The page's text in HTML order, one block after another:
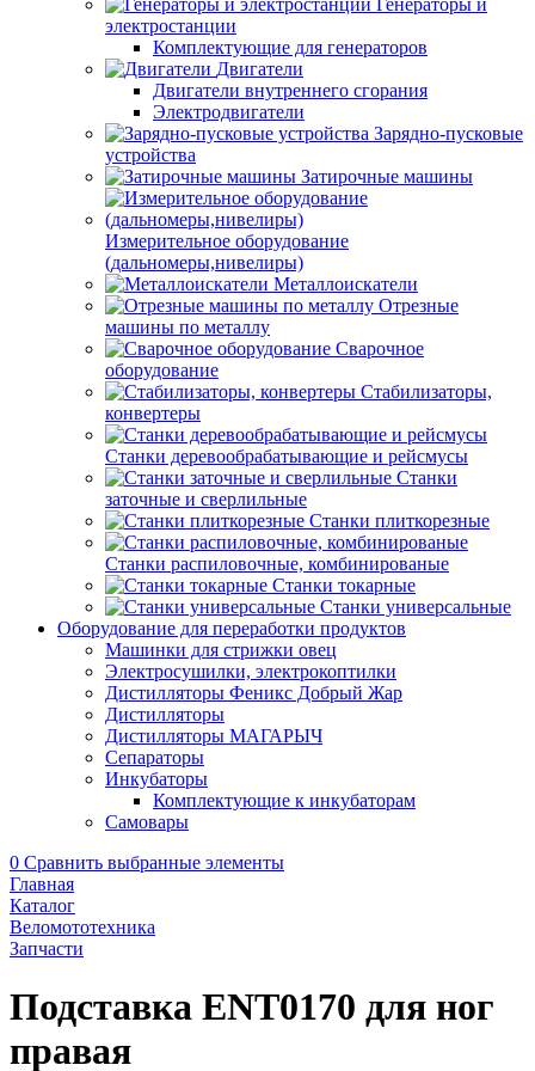
Генераторы и
электростанции
Комплектующие для генераторов
Двигатели
Двигатели внутреннего сгорания
Электродвигатели
Зарядно-пусковые
устройства
Затирочные машины
Измерительное оборудование
(дальномеры,нивелиры)
Металлоискатели
Отрезные
машины по металлу
Сварочное
оборудование
Стабилизаторы,
конвертеры
Станки деревообрабатывающие и рейсмусы
Станки
заточные и сверлильные
Станки плиткорезные
Станки распиловочные, комбинированые
Станки токарные
Станки универсальные
Оборудование для переработки продуктов
Машинки для стрижки овец
Электросушилки, электрокоптилки
Дистилляторы Феникс Добрый Жар
Дистилляторы
Дистилляторы МАГАРЫЧ
Сепараторы
Инкубаторы
Комплектующие к инкубаторам
Самовары
0 Сравнить выбранные элементы
Главная
Каталог
Веломототехника
Запчасти
Подставка ENT0170 для ног
правая